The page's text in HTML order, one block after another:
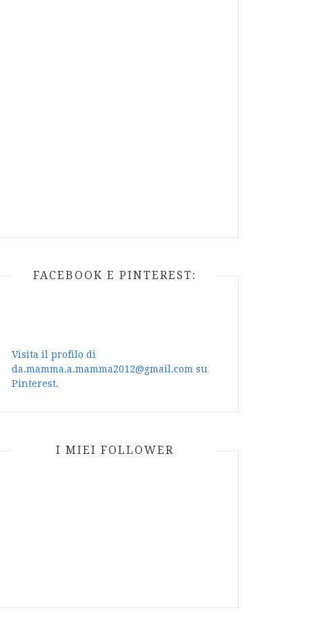
FACEBOOK E PINTEREST:
Visita il profilo di
da.mamma.a.mamma2012@gmail.com su
Pinterest.
I MIEI FOLLOWER